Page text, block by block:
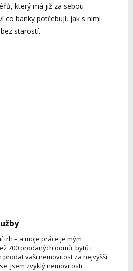
který má již za sebou
co banky potřebují, jak s nimi
starostí.
– a moje práce je mým
700 prodaných domů, bytů i
prodat vaši nemovitost za nejvyšší
Jsem zvyklý nemovitosti